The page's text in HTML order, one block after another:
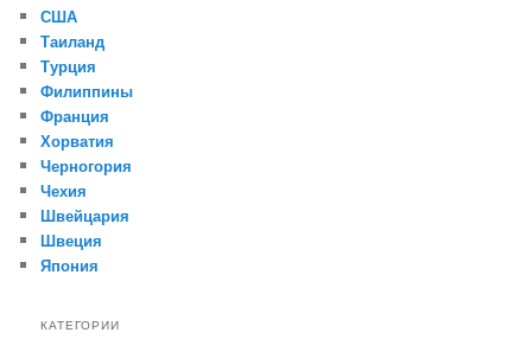
США
Таиланд
Турция
Филиппины
Франция
Хорватия
Черногория
Чехия
Швейцария
Швеция
Япония
КАТЕГОРИИ